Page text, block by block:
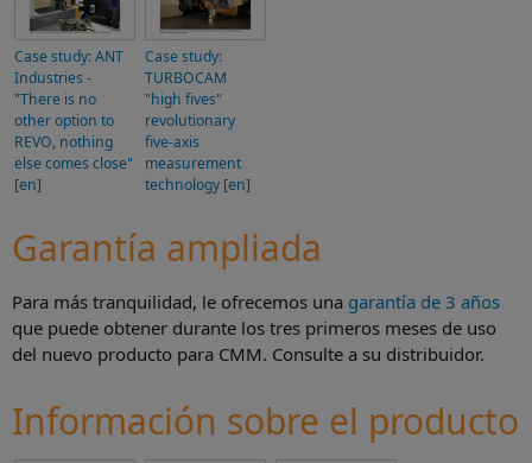
Case study: ANT
Industries -
"There is no
other option to
REVO, nothing
else comes close"
[en]
Case study:
TURBOCAM
"high fives"
revolutionary
five-axis
measurement
technology [en]
Garantía ampliada
Para más tranquilidad, le ofrecemos una garantía de 3 años
que puede obtener durante los tres primeros meses de uso
del nuevo producto para CMM. Consulte a su distribuidor.
Información sobre el producto